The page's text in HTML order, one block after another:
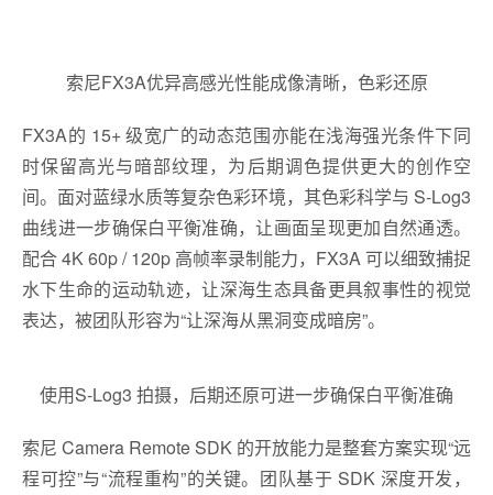
索尼FX3A优异高感光性能成像清晰，色彩还原
FX3A的 15+ 级宽广的动态范围亦能在浅海强光条件下同
时保留高光与暗部纹理，为后期调色提供更大的创作空
间。面对蓝绿水质等复杂色彩环境，其色彩科学与 S-Log3
曲线进一步确保白平衡准确，让画面呈现更加自然通透。
配合 4K 60p / 120p 高帧率录制能力，FX3A 可以细致捕捉
水下生命的运动轨迹，让深海生态具备更具叙事性的视觉
表达，被团队形容为“让深海从黑洞变成暗房”。
使用S-Log3 拍摄，后期还原可进一步确保白平衡准确
索尼 Camera Remote SDK 的开放能力是整套方案实现“远
程可控”与“流程重构”的关键。团队基于 SDK 深度开发，